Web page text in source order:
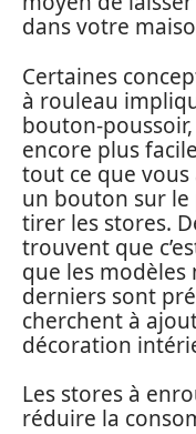
dans votre
Certaines
à rouleau
bouton-
encore plus
tout ce que vous
un bouton sur
tirer les stores.
trouvent que
que les modèles
derniers sont
cherchent à
décoration
Les stores à
réduire la